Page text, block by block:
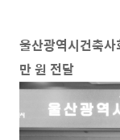
울산광역시건축
만 원 전달